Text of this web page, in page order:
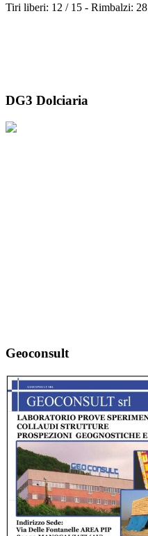
Tiri liberi: 12 / 15 - Rimbalzi:
DG3 Dolciaria
Geoconsult